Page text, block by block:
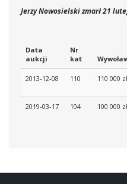
Jerzy Nowosielski zmarł 21
Data
aukcji
Nr
kat
2013-12-08 110 110 000 zł
2019-03-17 104 100 000 zł